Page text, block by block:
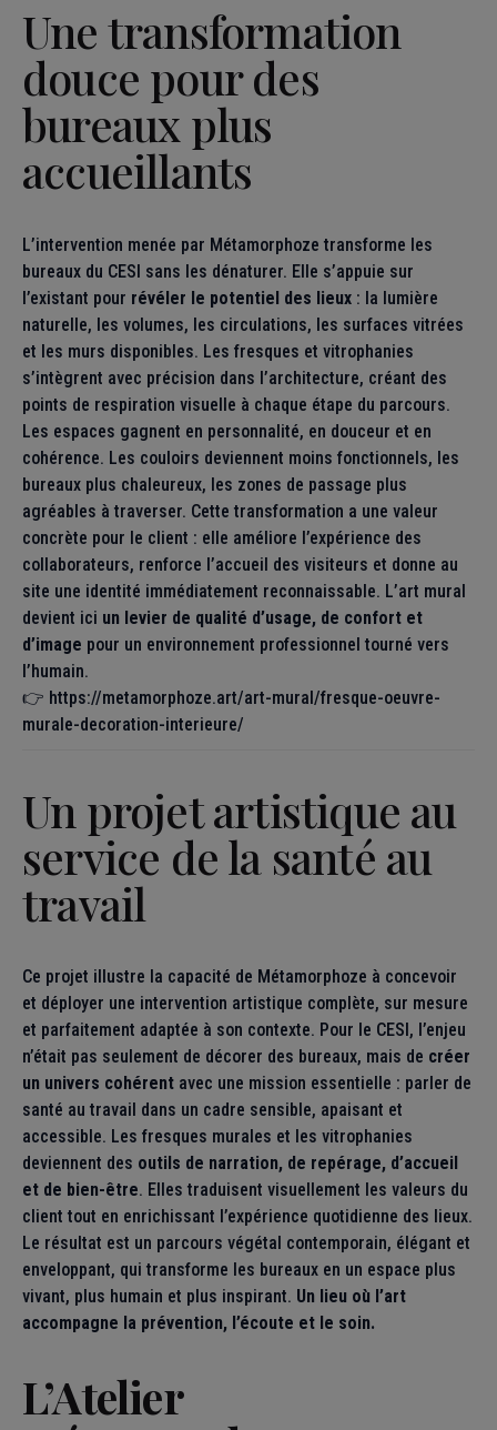
Une transformation
douce pour des
bureaux plus
accueillants
L’intervention menée par Métamorphoze transforme les
bureaux du CESI sans les dénaturer. Elle s’appuie sur
l’existant pour révéler le potentiel des lieux : la lumière
naturelle, les volumes, les circulations, les surfaces vitrées
et les murs disponibles. Les fresques et vitrophanies
s’intègrent avec précision dans l’architecture, créant des
points de respiration visuelle à chaque étape du parcours.
Les espaces gagnent en personnalité, en douceur et en
cohérence. Les couloirs deviennent moins fonctionnels, les
bureaux plus chaleureux, les zones de passage plus
agréables à traverser. Cette transformation a une valeur
concrète pour le client : elle améliore l’expérience des
collaborateurs, renforce l’accueil des visiteurs et donne au
site une identité immédiatement reconnaissable. L’art mural
devient ici un levier de qualité d’usage, de confort et
d’image pour un environnement professionnel tourné vers
l’humain.
👉 https://metamorphoze.art/art-mural/fresque-oeuvre-
murale-decoration-interieure/
Un projet artistique au
service de la santé au
travail
Ce projet illustre la capacité de Métamorphoze à concevoir
et déployer une intervention artistique complète, sur mesure
et parfaitement adaptée à son contexte. Pour le CESI, l’enjeu
n’était pas seulement de décorer des bureaux, mais de créer
un univers cohérent avec une mission essentielle : parler de
santé au travail dans un cadre sensible, apaisant et
accessible. Les fresques murales et les vitrophanies
deviennent des outils de narration, de repérage, d’accueil
et de bien-être. Elles traduisent visuellement les valeurs du
client tout en enrichissant l’expérience quotidienne des lieux.
Le résultat est un parcours végétal contemporain, élégant et
enveloppant, qui transforme les bureaux en un espace plus
vivant, plus humain et plus inspirant. Un lieu où l’art
accompagne la prévention, l’écoute et le soin.
L’Atelier